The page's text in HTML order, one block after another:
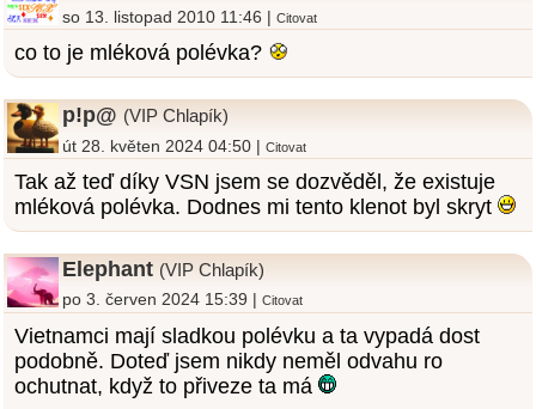
so 13. listopad 2010 11:46 |Citovat
co to je mléková polévka?
p!p@ (VIP Chlapík)
út 28. květen 2024 04:50 |Citovat
Tak až teď díky VSN jsem se dozvěděl, že existuje
mléková polévka. Dodnes mi tento klenot byl skryt
Elephant (VIP Chlapík)
po 3. červen 2024 15:39 |Citovat
Vietnamci mají sladkou polévku a ta vypadá dost
podobně. Doteď jsem nikdy neměl odvahu ro
ochutnat, když to přiveze ta má